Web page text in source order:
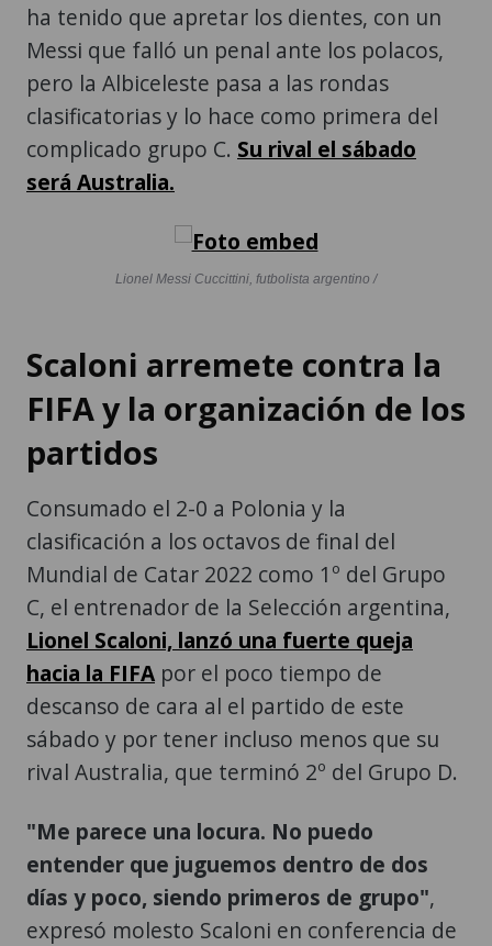
ha tenido que apretar los dientes, con un
Messi que falló un penal ante los polacos,
pero la Albiceleste pasa a las rondas
clasificatorias y lo hace como primera del
complicado grupo C. Su rival el sábado
será Australia.
Lionel Messi Cuccittini, futbolista argentino /
Scaloni arremete contra la
FIFA y la organización de los
partidos
Consumado el 2-0 a Polonia y la
clasificación a los octavos de final del
Mundial de Catar 2022 como 1º del Grupo
C, el entrenador de la Selección argentina,
Lionel Scaloni, lanzó una fuerte queja
hacia la FIFA por el poco tiempo de
descanso de cara al el partido de este
sábado y por tener incluso menos que su
rival Australia, que terminó 2º del Grupo D.
"Me parece una locura. No puedo
entender que juguemos dentro de dos
días y poco, siendo primeros de grupo",
expresó molesto Scaloni en conferencia de